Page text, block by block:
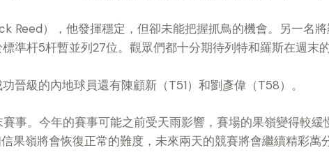
Reed），他發揮穩定，但卻未能把握抓鳥的機會。另一名
準杆5杆暫並列27位。觀眾們都十分期待列特和羅斯在週末的
晉級的內地球員還有陳顧新（T51）和劉彥偉（T58）。
事。今年的賽事可能之前受天雨影響，賽場的果嶺變得較緩
果嶺將會恢復正常的難度，未來兩天的競賽將會繼續精彩萬